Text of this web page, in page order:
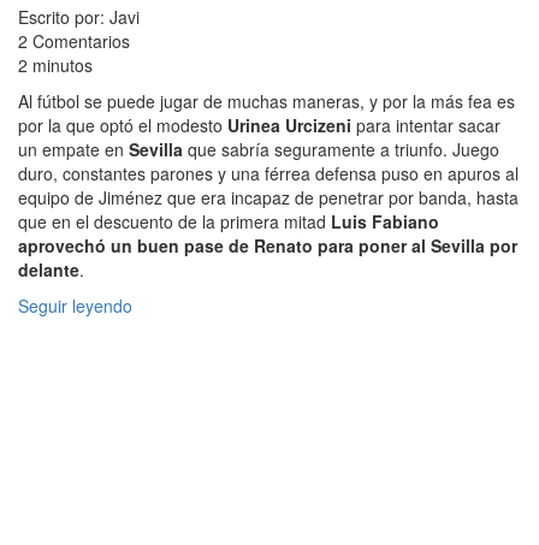
Escrito por: Javi
2 Comentarios
2 minutos
Al fútbol se puede jugar de muchas maneras, y por la más fea es
por la que optó el modesto Urinea Urcizeni para intentar sacar
un empate en Sevilla que sabría seguramente a triunfo. Juego
duro, constantes parones y una férrea defensa puso en apuros al
equipo de Jiménez que era incapaz de penetrar por banda, hasta
que en el descuento de la primera mitad Luis Fabiano
aprovechó un buen pase de Renato para poner al Sevilla por
delante.
Seguir leyendo